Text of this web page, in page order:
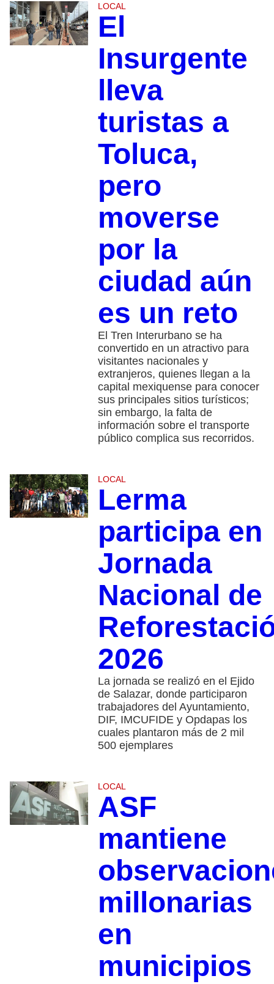
LOCAL
El
Insurgente
lleva
turistas a
Toluca,
pero
moverse
por la
ciudad aún
es un reto
El Tren Interurbano se ha
convertido en un atractivo para
visitantes nacionales y
extranjeros, quienes llegan a la
capital mexiquense para conocer
sus principales sitios turísticos;
sin embargo, la falta de
información sobre el transporte
público complica sus recorridos.
LOCAL
Lerma
participa en
Jornada
Nacional de
2026
La jornada se realizó en el Ejido
de Salazar, donde participaron
trabajadores del Ayuntamiento,
DIF, IMCUFIDE y Opdapas los
cuales plantaron más de 2 mil
500 ejemplares
LOCAL
ASF
mantiene
millonarias
en
municipios